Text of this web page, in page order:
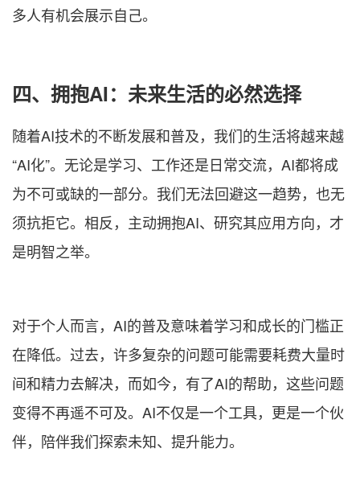
多人有机会展示自己。
四、拥抱AI：未来生活的必然选择
随着AI技术的不断发展和普及，我们的生活将越来越
“AI化”。无论是学习、工作还是日常交流，AI都将成
为不可或缺的一部分。我们无法回避这一趋势，也无
须抗拒它。相反，主动拥抱AI、研究其应用方向，才
是明智之举。
对于个人而言，AI的普及意味着学习和成长的门槛正
在降低。过去，许多复杂的问题可能需要耗费大量时
间和精力去解决，而如今，有了AI的帮助，这些问题
变得不再遥不可及。AI不仅是一个工具，更是一个伙
伴，陪伴我们探索未知、提升能力。